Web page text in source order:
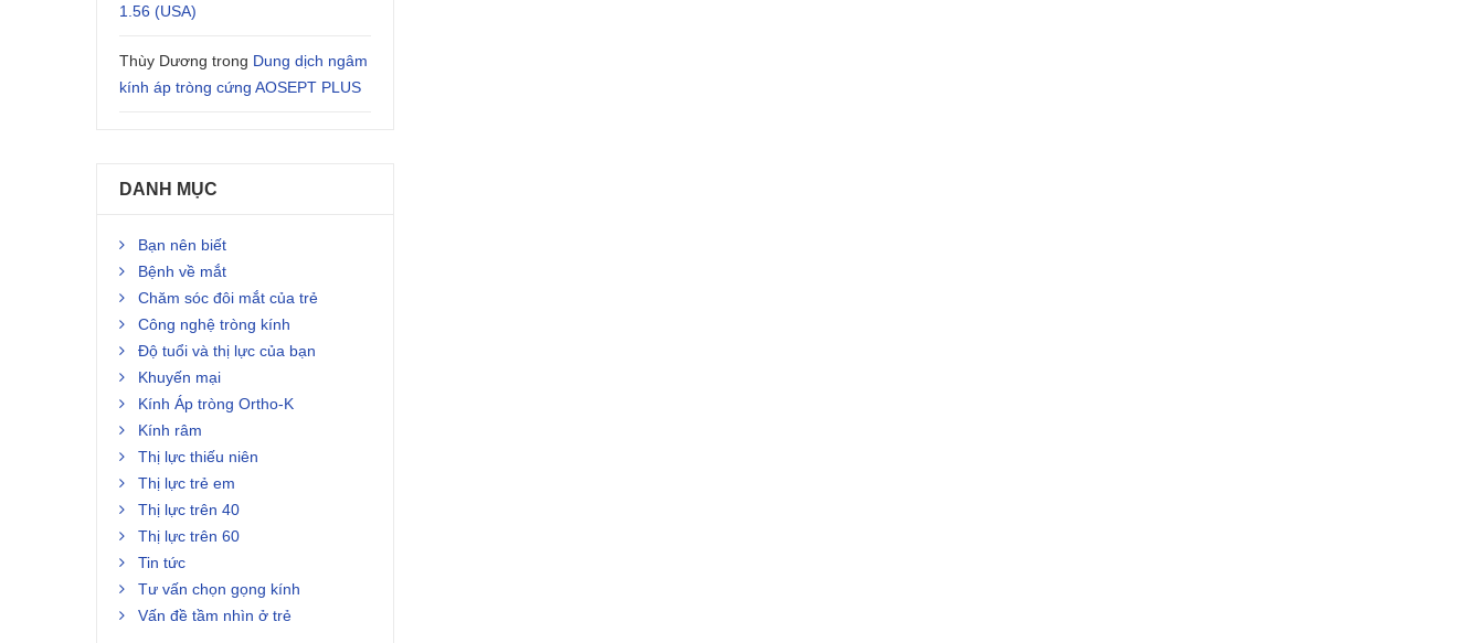
1.56 (USA)
Thùy Dương trong Dung dịch ngâm
kính áp tròng cứng AOSEPT PLUS
DANH MỤC
Bạn nên biết
Bệnh về mắt
Chăm sóc đôi mắt của trẻ
Công nghệ tròng kính
Độ tuổi và thị lực của bạn
Khuyến mại
Kính Áp tròng Ortho-K
Kính râm
Thị lực thiếu niên
Thị lực trẻ em
Thị lực trên 40
Thị lực trên 60
Tin tức
Tư vấn chọn gọng kính
Vấn đề tầm nhìn ở trẻ